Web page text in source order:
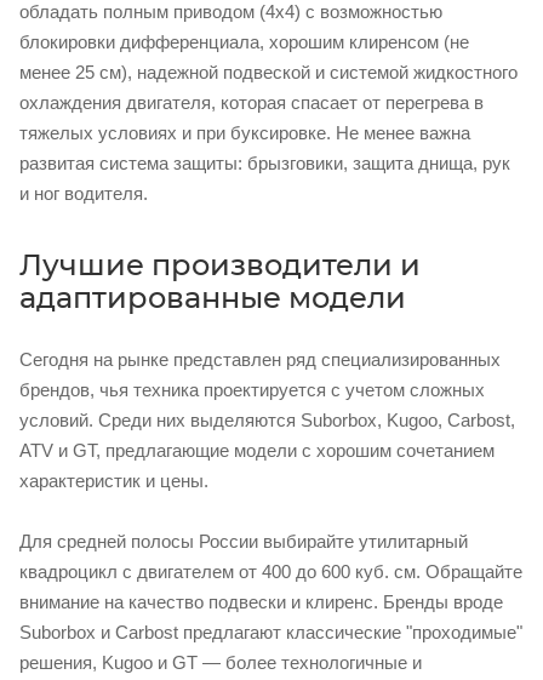
обладать полным приводом (4x4) с возможностью
блокировки дифференциала, хорошим клиренсом (не
менее 25 см), надежной подвеской и системой жидкостного
охлаждения двигателя, которая спасает от перегрева в
тяжелых условиях и при буксировке. Не менее важна
развитая система защиты: брызговики, защита днища, рук
и ног водителя.
Лучшие производители и
адаптированные модели
Сегодня на рынке представлен ряд специализированных
брендов, чья техника проектируется с учетом сложных
условий. Среди них выделяются Suborbox, Kugoo, Carbost,
ATV и GT, предлагающие модели с хорошим сочетанием
характеристик и цены.
Для средней полосы России выбирайте утилитарный
квадроцикл с двигателем от 400 до 600 куб. см. Обращайте
внимание на качество подвески и клиренс. Бренды вроде
Suborbox и Carbost предлагают классические "проходимые"
решения, Kugoo и GT — более технологичные и